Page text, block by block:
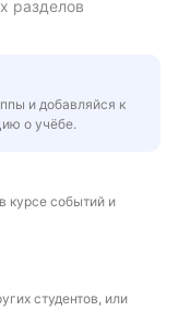
разделов
и добавляйся к
о учёбе.
курсе событий и
студентов, или